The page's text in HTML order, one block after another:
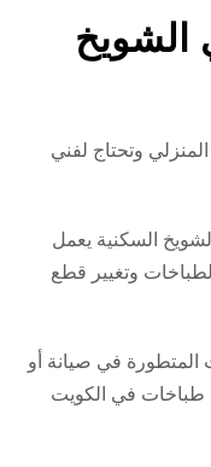
وتحتاج لفني
السكنية يعمل
وتغيير قطع
المتطورة في صيانة أو
طباخات في الكويت